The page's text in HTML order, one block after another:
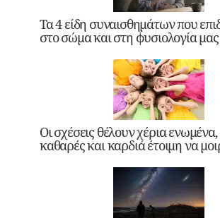
Τα 4 είδη συναισθημάτων που
στο σώμα και στη φυσιολογία μας
Οι σχέσεις θέλουν χέρια ενωμένα,
καθαρές και καρδιά έτοιμη να